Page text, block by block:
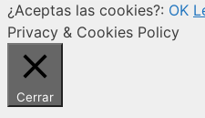
¿Aceptas las cookies?: OK
Privacy & Cookies Policy
Cerrar